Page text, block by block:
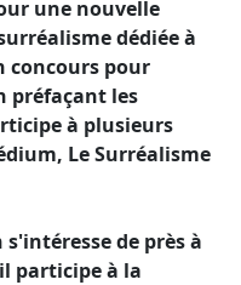
une nouvelle
dédiée à
concours pour
préfaçant les
à plusieurs
Le Surréalisme
de près à
participe à la